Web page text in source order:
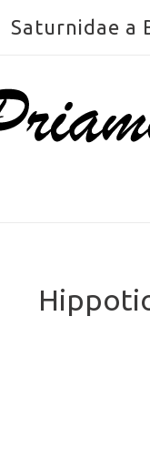
Saturnidae a